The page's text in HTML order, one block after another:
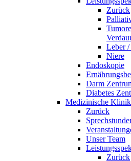
Zurück
Leber
Niere
Endoskopie
Darm
Diabetes
Medizinische
Zurück
Unser Team
Zurück